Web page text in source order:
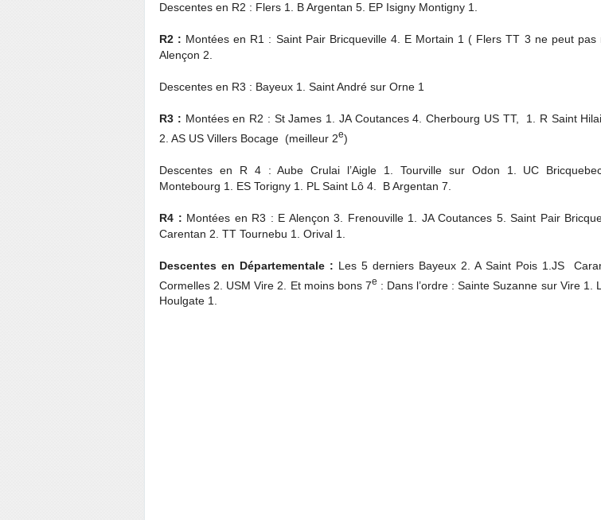
Descentes en R2 : Flers 1. B Argentan 5. EP Isigny Montigny 1.
R2 : Montées en R1 : Saint Pair Bricqueville 4. E Mortain 1 ( Flers TT 3 ne peut pas
Alençon 2.
Descentes en R3 : Bayeux 1. Saint André sur Orne 1
R3 : Montées en R2 : St James 1. JA Coutances 4. Cherbourg US TT, 1. R Saint
2. AS US Villers Bocage (meilleur 2e)
Descentes en R 4 : Aube Crulai l’Aigle 1. Tourville sur Odon 1. UC
Montebourg 1. ES Torigny 1. PL Saint Lô 4. B Argentan 7.
R4 : Montées en R3 : E Alençon 3. Frenouville 1. JA Coutances 5. Saint Pair
Carentan 2. TT Tournebu 1. Orival 1.
Descentes en Départementale : Les 5 derniers Bayeux 2. A Saint Pois 1.JS
Cormelles 2. USM Vire 2. Et moins bons 7e : Dans l’ordre : Sainte Suzanne sur Vire 1.
Houlgate 1.